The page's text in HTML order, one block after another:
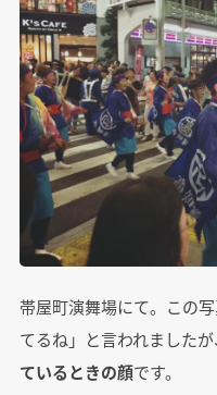
帯屋町演舞場にて。この
てるね」と言われました
ているときの顔です。